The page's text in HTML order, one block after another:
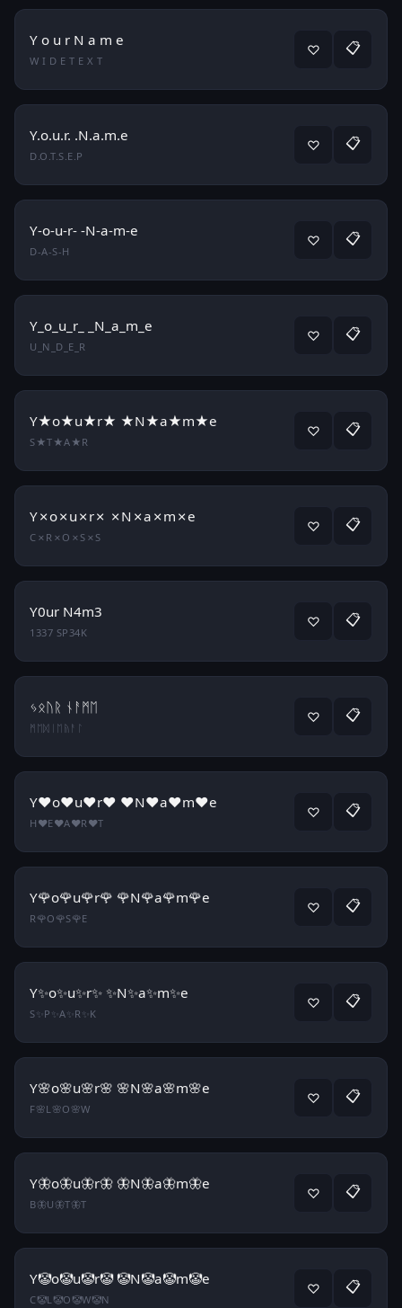
Y o u r N a m e
W I D E T E X T
♡ 📋
Y.o.u.r. .N.a.m.e
D.O.T.S.E.P
♡ 📋
Y-o-u-r- -N-a-m-e
D-A-S-H
♡ 📋
Y_o_u_r_ _N_a_m_e
U_N_D_E_R
♡ 📋
Y★o★u★r★ ★N★a★m★e
S★T★A★R
♡ 📋
Y✗o✗u✗r✗ ✗N✗a✗m✗e
C✗R✗O✗S✗S
♡ 📋
Y0ur N4m3
1337 SP34K
♡ 📋
ᛃᛟᚢᚱ ᚾᚨᛗᛖ
ᛗᛖᛞᛁᛖᚥᚨᛚ
♡ 📋
Y♥o♥u♥r♥ ♥N♥a♥m♥e
H♥E♥A♥R♥T
♡ 📋
Y🌹o🌹u🌹r🌹 🌹N🌹a🌹m🌹e
R🌹O🌹S🌹E
♡ 📋
Y✨o✨u✨r✨ ✨N✨a✨m✨e
S✨P✨A✨R✨K
♡ 📋
Y🌸o🌸u🌸r🌸 🌸N🌸a🌸m🌸e
F🌸L🌸O🌸W
♡ 📋
Y🦋o🦋u🦋r🦋 🦋N🦋a🦋m🦋e
B🦋U🦋T🦋T
♡ 📋
Y🤡o🤡u🤡r🤡 🤡N🤡a🤡m🤡e
C🤡L🤡O🤡W🤡N
♡ 📋